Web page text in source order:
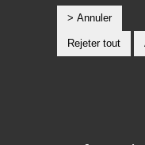
> Annuler
Rejeter tout